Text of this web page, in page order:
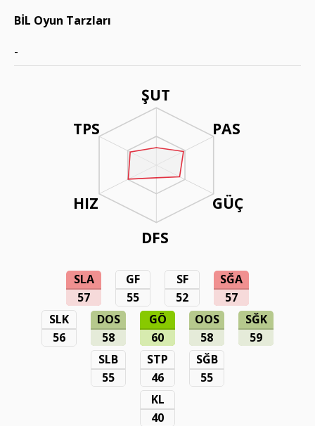
ŞUT
PAS
GÜÇ
DFS
TPS
HIZ
SLA
57
GF
55
SF
52
SĞA
57
SLK
56
DOS
58
GÖ
60
OOS
58
SĞK
59
SLB
55
STP
46
SĞB
55
KL
40
BİL Oyun Tarzları
-